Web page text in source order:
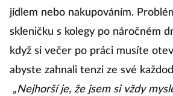
jídlem nebo nakupováním.
skleničku s kolegy po náročném
když si večer po práci musíte
abyste zahnali tenzi ze své
„Nejhorší je, že jsem si vždy